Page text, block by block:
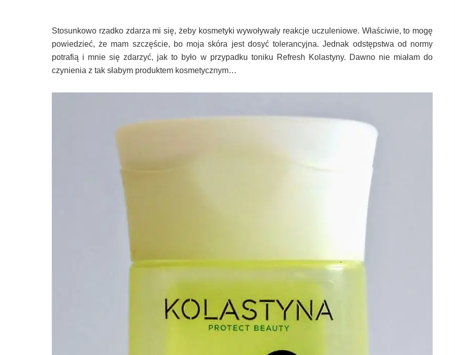
Stosunkowo rzadko zdarza mi się, żeby kosmetyki wywoływały reakcje uczuleniowe. Właściwie, to mogę
powiedzieć, że mam szczęście, bo moja skóra jest dosyć tolerancyjna. Jednak odstępstwa od normy
potrafią i mnie się zdarzyć, jak to było w przypadku toniku Refresh Kolastyny. Dawno nie miałam do
czynienia z tak słabym produktem kosmetycznym…